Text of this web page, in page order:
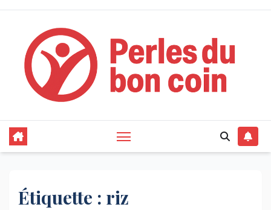
Skip
content
Étiquette : riz